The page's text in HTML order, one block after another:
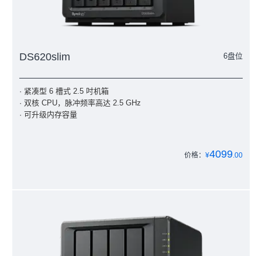
DS620slim 6盘位
· 紧凑型 6 槽式 2.5 吋机箱
· 双核 CPU，脉冲频率高达 2.5 GHz
· 可升级内存容量
价格： ¥4099.00